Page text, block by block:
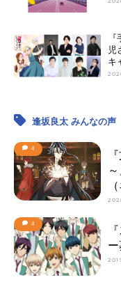
児
キ
逢坂良太 みんなの声
4
4
ー